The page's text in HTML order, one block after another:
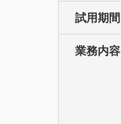
試用期間
業務内容